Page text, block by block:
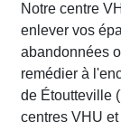
Notre centre
enlever vos
abandonnées
remédier à
de Étoutteville
centres VHU